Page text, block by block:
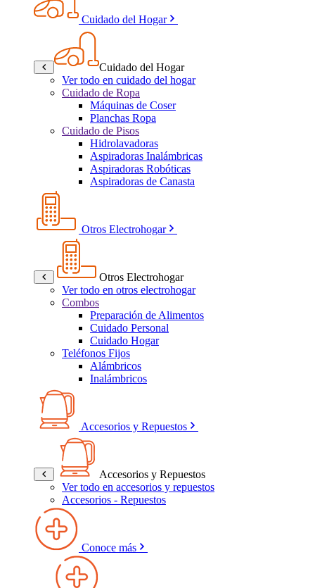
Cuidado del Hogar
Cuidado del Hogar
Ver todo en cuidado del hogar
Cuidado de Ropa
Máquinas de Coser
Planchas Ropa
Cuidado de Pisos
Hidrolavadoras
Aspiradoras Inalámbricas
Aspiradoras Robóticas
Aspiradoras de Canasta
Otros Electrohogar
Otros Electrohogar
Ver todo en otros electrohogar
Combos
Preparación de Alimentos
Cuidado Personal
Cuidado Hogar
Teléfonos Fijos
Alámbricos
Inalámbricos
Accesorios y Repuestos
Accesorios y Repuestos
Ver todo en accesorios y repuestos
Accesorios - Repuestos
Conoce más